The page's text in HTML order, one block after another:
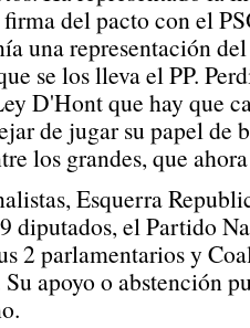
del pacto con el
una representación
se los lleva el PP.
D'Hont que hay que
de jugar su papel de
los grandes, que
Esquerra
diputados, el Partido
2 parlamentarios y
apoyo o abstención